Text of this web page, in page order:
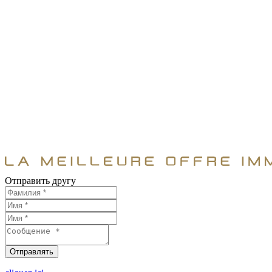
Отправить другу
Отправлять